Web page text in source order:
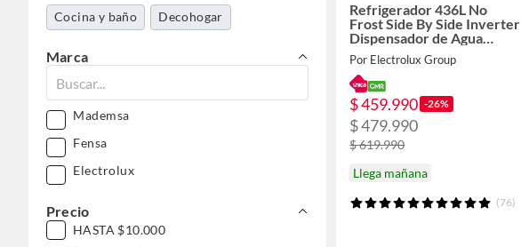
Cocina y baño Decohogar
Marca
Mademsa
Fensa
Electrolux
Precio
HASTA $10.000
Refrigerador 436L No
Frost Side By Side Inverter
Dispensador de Agua
SFX440B Negro
Por Electrolux Group
$ 459.990 -26%
$ 479.990
$ 619.990
Llega mañana
(76)